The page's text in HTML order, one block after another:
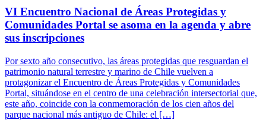
VI Encuentro Nacional de Áreas Protegidas y
Comunidades Portal se asoma en la agenda y abre
sus inscripciones
Por sexto año consecutivo, las áreas protegidas que resguardan el
patrimonio natural terrestre y marino de Chile vuelven a
protagonizar el Encuentro de Áreas Protegidas y Comunidades
Portal, situándose en el centro de una celebración intersectorial que,
este año, coincide con la conmemoración de los cien años del
parque nacional más antiguo de Chile: el […]